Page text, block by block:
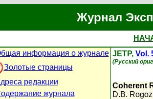
Журнал
информация о журнале
Золотые страницы
редакции
журнала
JETP, Vol.
(Русский
Coherent
D.B.